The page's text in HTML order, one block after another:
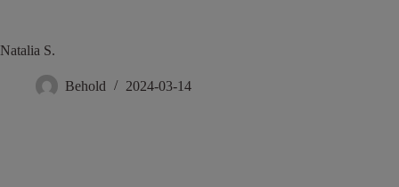
Natalia S.
Behold 2024-03-14